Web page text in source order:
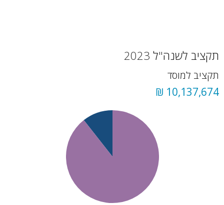
תקציב לשנה"ל 2023
תקציב למוסד
10,137,674 ₪